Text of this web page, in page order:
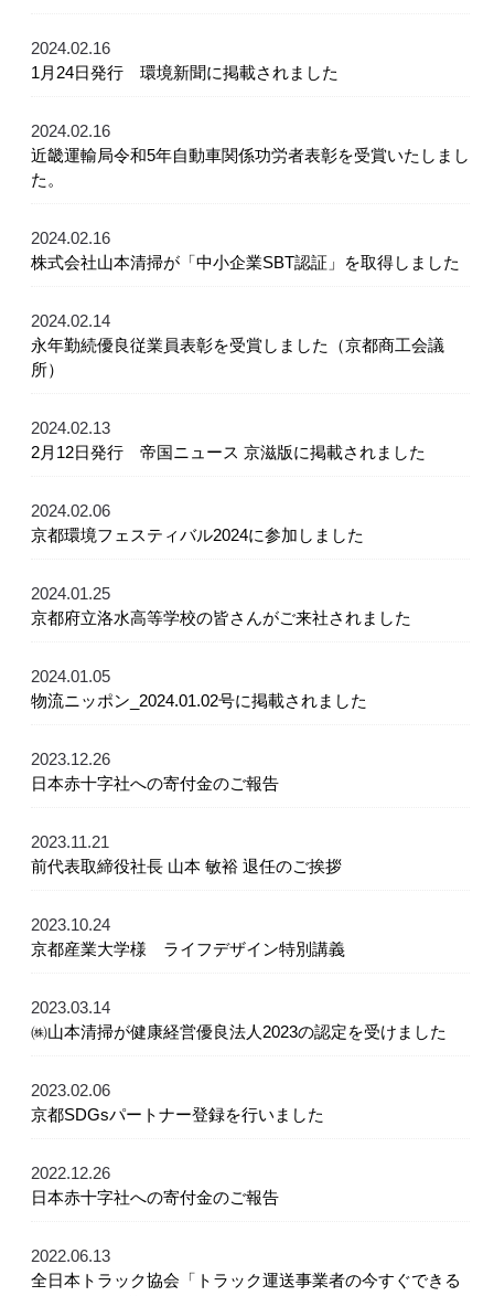
2024.02.16
1月24日発行 環境新聞に掲載されました
2024.02.16
近畿運輸局令和5年自動車関係功労者表彰を受賞いたしまし
た。
2024.02.16
株式会社山本清掃が「中小企業SBT認証」を取得しました
2024.02.14
永年勤続優良従業員表彰を受賞しました（京都商工会議
所）
2024.02.13
2月12日発行 帝国ニュース 京滋版に掲載されました
2024.02.06
京都環境フェスティバル2024に参加しました
2024.01.25
京都府立洛水高等学校の皆さんがご来社されました
2024.01.05
物流ニッポン_2024.01.02号に掲載されました
2023.12.26
日本赤十字社への寄付金のご報告
2023.11.21
前代表取締役社長 山本 敏裕 退任のご挨拶
2023.10.24
京都産業大学様 ライフデザイン特別講義
2023.03.14
㈱山本清掃が健康経営優良法人2023の認定を受けました
2023.02.06
京都SDGsパートナー登録を行いました
2022.12.26
日本赤十字社への寄付金のご報告
2022.06.13
全日本トラック協会「トラック運送事業者の今すぐできる